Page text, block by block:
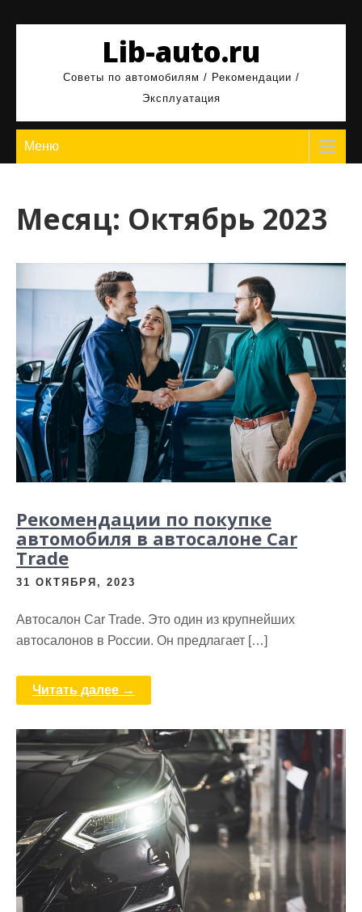
Lib-auto.ru
Советы по автомобилям / Рекомендации /
Эксплуатация
Меню
Месяц: Октябрь 2023
Рекомендации по покупке
автомобиля в автосалоне Car
Trade
31 ОКТЯБРЯ, 2023
Автосалон Car Trade. Это один из крупнейших
автосалонов в России. Он предлагает […]
Читать далее →